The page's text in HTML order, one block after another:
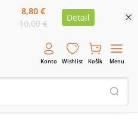
8,80 €
10,00 €
Detail
Konto Wishlist Košík Menu